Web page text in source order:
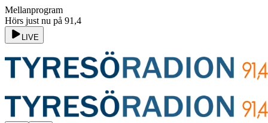
Mellanprogram
Hörs just nu på 91,4
LIVE